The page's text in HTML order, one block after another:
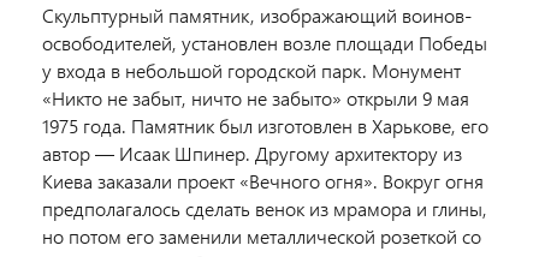
Скульптурный памятник, изображающий воинов-
освободителей, установлен возле площади Победы
у входа в небольшой городской парк. Монумент
«Никто не забыт, ничто не забыто» открыли 9 мая
1975 года. Памятник был изготовлен в Харькове, его
автор — Исаак Шпинер. Другому архитектору из
Киева заказали проект «Вечного огня». Вокруг огня
предполагалось сделать венок из мрамора и глины,
но потом его заменили металлической розеткой со